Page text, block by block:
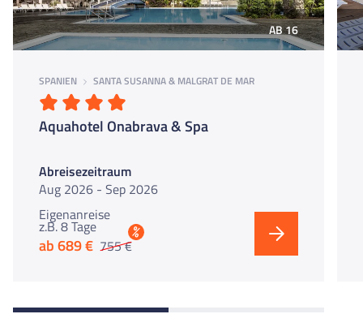
AB 16
SPANIEN SANTA SUSANNA & MALGRAT DE MAR
Aquahotel Onabrava & Spa
Abreisezeitraum
Aug 2026 - Sep 2026
Eigenanreise
z.B. 8 Tage
ab 689 € 755 €
%